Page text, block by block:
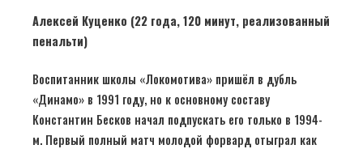
Алексей Куценко (22 года, 120 минут, реализованный
пенальти)
Воспитанник школы «Локомотива» пришёл в дубль
«Динамо» в 1991 году, но к основному составу
Константин Бесков начал подпускать его только в 1994-
м. Первый полный матч молодой форвард отыграл как